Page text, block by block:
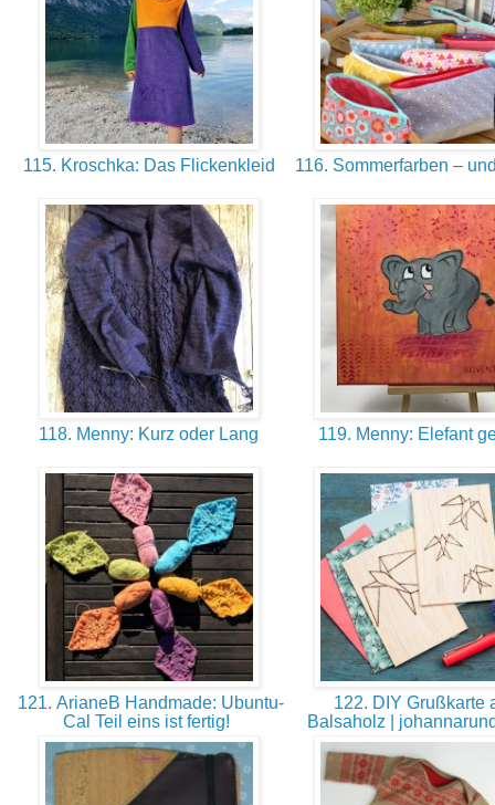
115. Kroschka: Das Flickenkleid 116. Sommerfarben –
118. Menny: Kurz oder Lang 119. Menny: Elefant
121. ArianeB Handmade: Ubuntu-
Cal Teil eins ist fertig!
122. DIY Grußkarte
Balsaholz |